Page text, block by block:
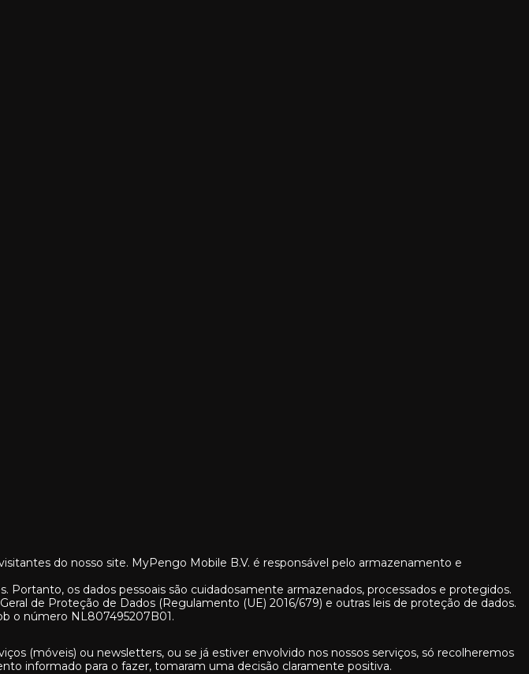
do nosso site. MyPengo Mobile B.V. é responsável pelo armazenamento e
os dados pessoais são cuidadosamente armazenados, processados ​​e protegidos.
de Proteção de Dados (Regulamento (UE) 2016/679) e outras leis de proteção de dados.
o número NL807495207B01.
(móveis) ou newsletters, ou se já estiver envolvido nos nossos serviços, só recolheremos
informado para o fazer, tomaram uma decisão claramente positiva.